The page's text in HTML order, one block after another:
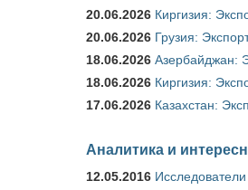
20.06.2026 Киргизия:
20.06.2026 Грузия:
18.06.2026 Азербайджан:
18.06.2026 Киргизия:
17.06.2026 Казахстан:
Аналитика и
12.05.2016